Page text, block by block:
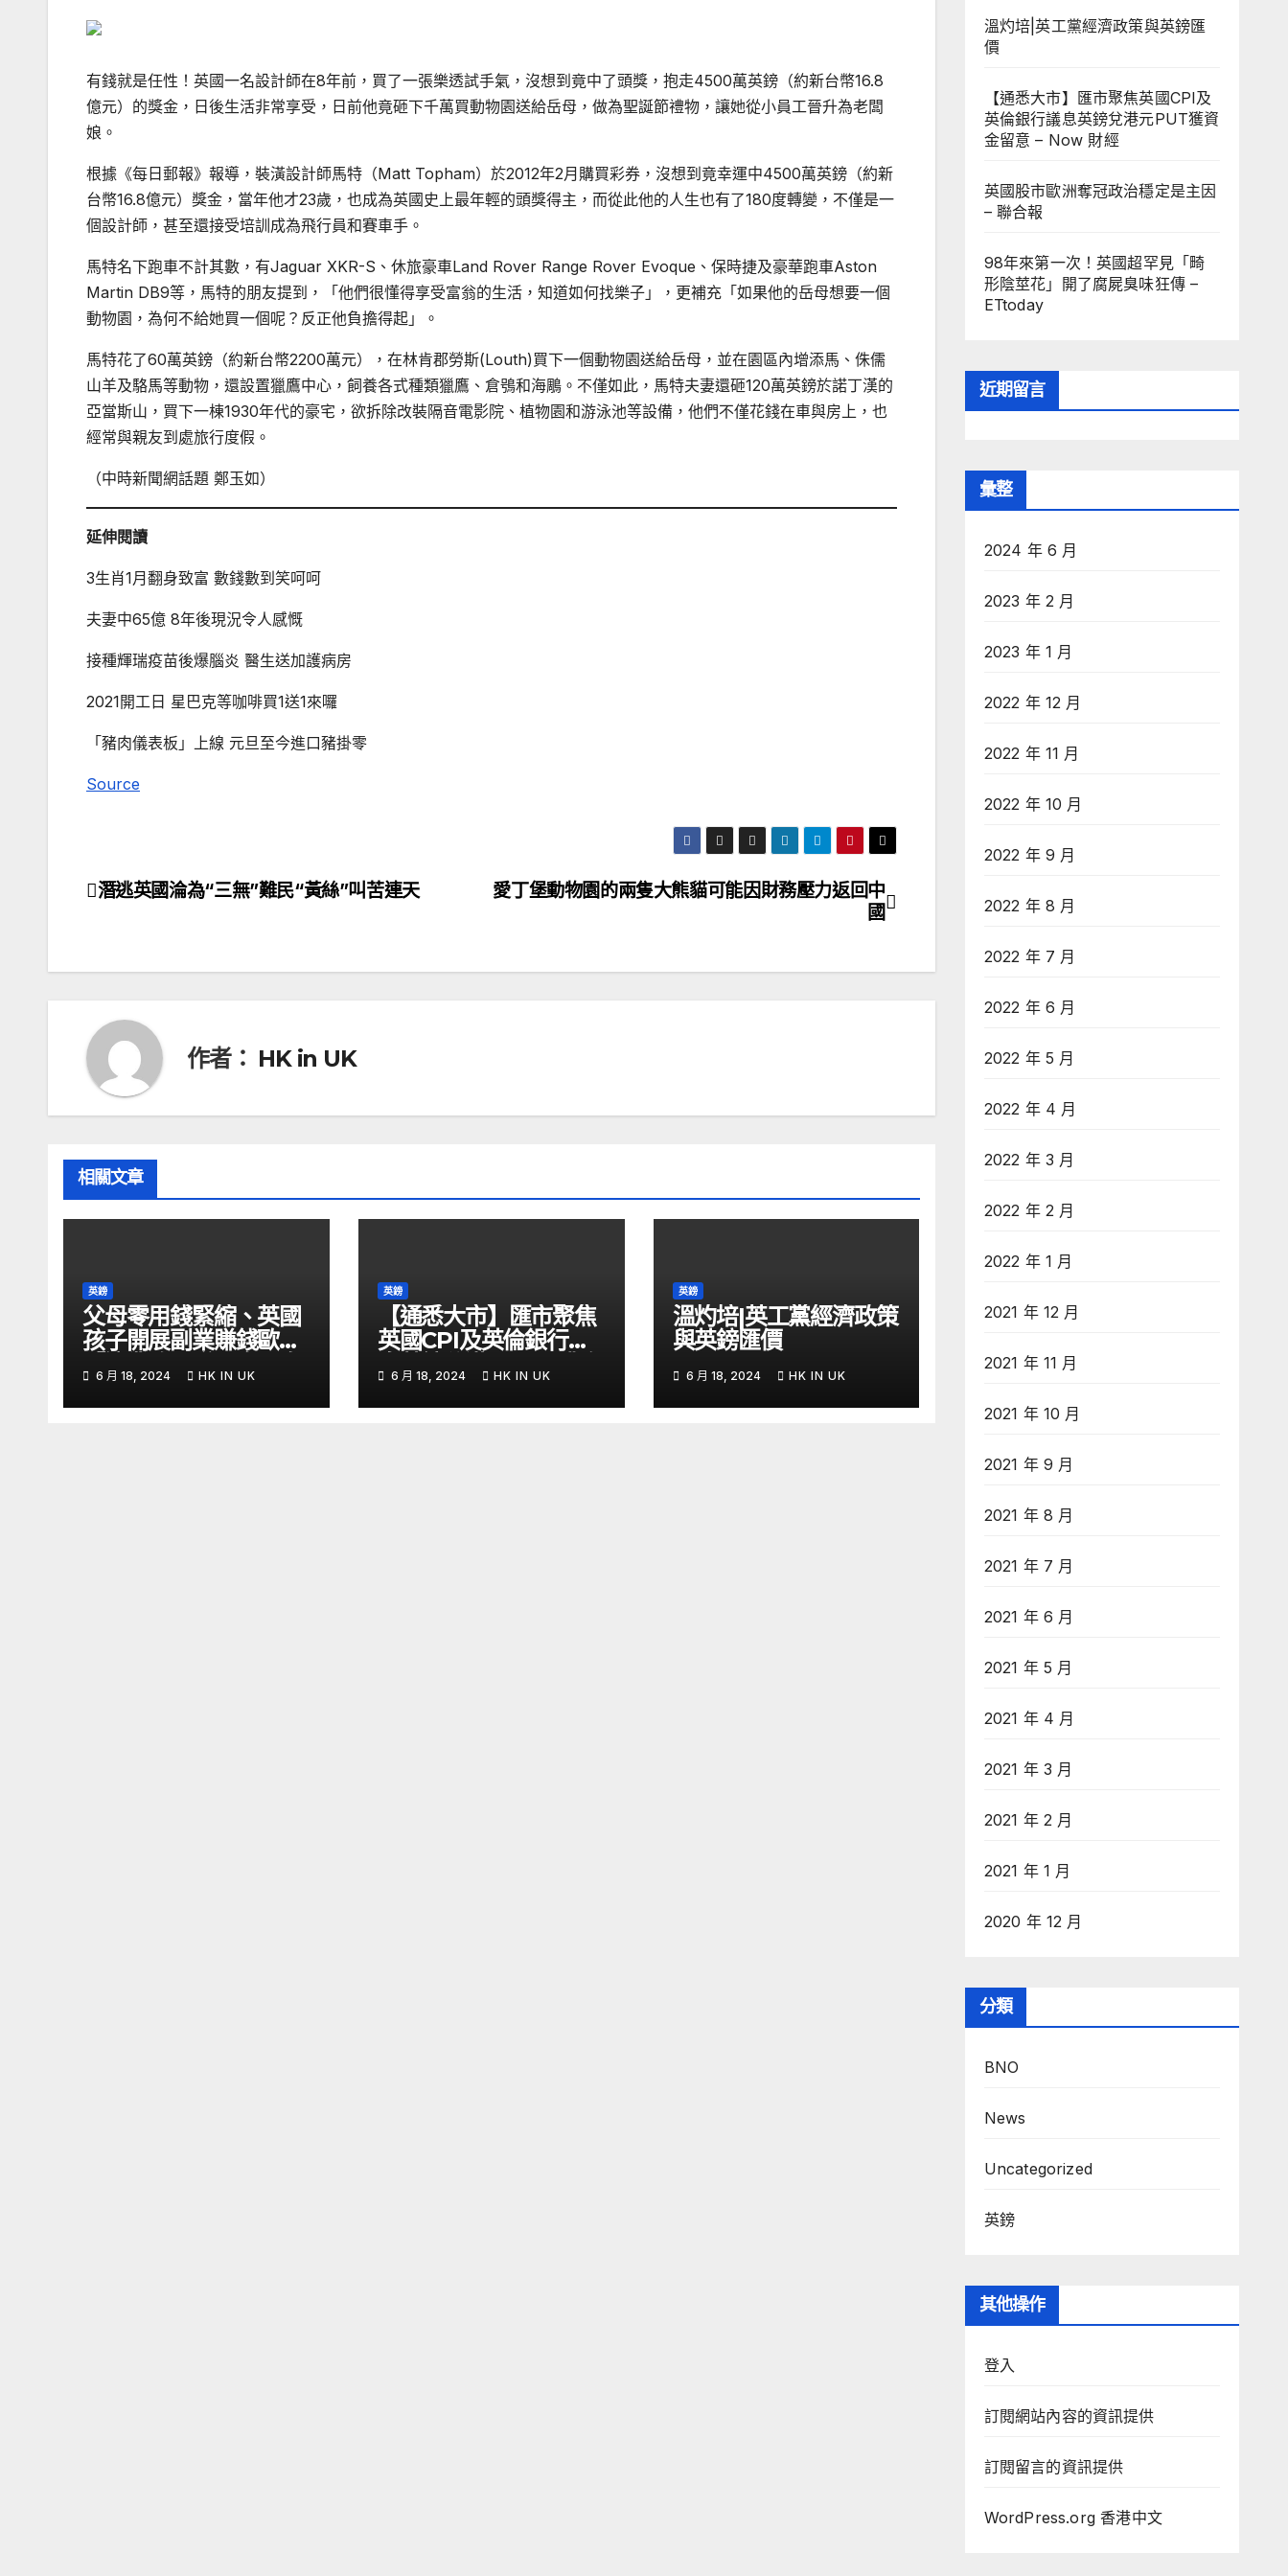
有錢就是任性！英國一名設計師在8年前，買了一張樂透試手氣，沒想到竟中了頭獎，抱走4500萬英鎊（約新台幣16.8
億元）的獎金，日後生活非常享受，日前他竟砸下千萬買動物園送給岳母，做為聖誕節禮物，讓她從小員工晉升為老闆
娘。
根據《每日郵報》報導，裝潢設計師馬特（Matt Topham）於2012年2月購買彩券，沒想到竟幸運中4500萬英鎊（約新
台幣16.8億元）獎金，當年他才23歲，也成為英國史上最年輕的頭獎得主，而從此他的人生也有了180度轉變，不僅是一
個設計師，甚至還接受培訓成為飛行員和賽車手。
馬特名下跑車不計其數，有Jaguar XKR-S、休旅豪車Land Rover Range Rover Evoque、保時捷及豪華跑車Aston
Martin DB9等，馬特的朋友提到，「他們很懂得享受富翁的生活，知道如何找樂子」，更補充「如果他的岳母想要一個
動物園，為何不給她買一個呢？反正他負擔得起」。
馬特花了60萬英鎊（約新台幣2200萬元），在林肯郡勞斯(Louth)買下一個動物園送給岳母，並在園區內增添馬、侏儒
山羊及駱馬等動物，還設置獵鷹中心，飼養各式種類獵鷹、倉鴞和海鵰。不僅如此，馬特夫妻還砸120萬英鎊於諾丁漢的
亞當斯山，買下一棟1930年代的豪宅，欲拆除改裝隔音電影院、植物園和游泳池等設備，他們不僅花錢在車與房上，也
經常與親友到處旅行度假。
（中時新聞網話題 鄭玉如）
延伸閱讀
3生肖1月翻身致富 數錢數到笑呵呵
夫妻中65億 8年後現況令人感慨
接種輝瑞疫苗後爆腦炎 醫生送加護病房
2021開工日 星巴克等咖啡買1送1來囉
「豬肉儀表板」上線 元旦至今進口豬掛零
Source
文
導
覽
愛丁堡動物園的兩隻大熊貓可能因財務壓力返回中
國
潛逃英國淪為“三無”難民“黃絲”叫苦連天
作者： HK in UK
相關文章
英鎊
父母零用錢緊縮、英國
孩子開展副業賺錢歐媒:
「這業務」賺最多 – 自
由財經
6 月 18, 2024 HK IN UK
英鎊
【通悉大市】匯市聚焦
英國CPI及英倫銀行議
息英鎊兌港元PUT獲資
金留意 – Now 財經
6 月 18, 2024 HK IN UK
英鎊
溫灼培|英工黨經濟政策
與英鎊匯價
6 月 18, 2024 HK IN UK
溫灼培|英工黨經濟政策與英鎊匯
價
【通悉大市】匯市聚焦英國CPI及
英倫銀行議息英鎊兌港元PUT獲資
金留意 – Now 財經
英國股市歐洲奪冠政治穩定是主因
– 聯合報
98年來第一次！英國超罕見「畸
形陰莖花」開了腐屍臭味狂傳 –
ETtoday
近期留言
彙整
2024 年 6 月
2023 年 2 月
2023 年 1 月
2022 年 12 月
2022 年 11 月
2022 年 10 月
2022 年 9 月
2022 年 8 月
2022 年 7 月
2022 年 6 月
2022 年 5 月
2022 年 4 月
2022 年 3 月
2022 年 2 月
2022 年 1 月
2021 年 12 月
2021 年 11 月
2021 年 10 月
2021 年 9 月
2021 年 8 月
2021 年 7 月
2021 年 6 月
2021 年 5 月
2021 年 4 月
2021 年 3 月
2021 年 2 月
2021 年 1 月
2020 年 12 月
分類
BNO
News
Uncategorized
英鎊
其他操作
登入
訂閱網站內容的資訊提供
訂閱留言的資訊提供
WordPress.org 香港中文